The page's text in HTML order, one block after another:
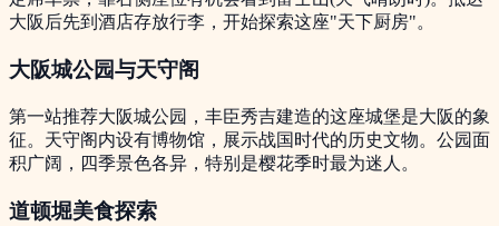
大阪后先到酒店存放行李，开始探索这座"天下厨房"。
大阪城公园与天守阁
第一站推荐大阪城公园，丰臣秀吉建造的这座城堡是大阪的象
征。天守阁内设有博物馆，展示战国时代的历史文物。公园面
积广阔，四季景色各异，特别是樱花季时最为迷人。
道顿堀美食探索